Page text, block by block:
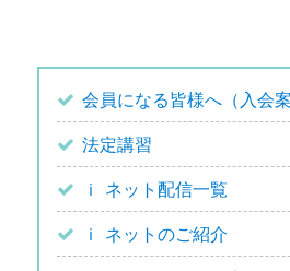
会員になる皆様へ（入会案
法定講習
ｉ ネット配信一覧
ｉ ネットのご紹介